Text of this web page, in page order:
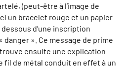
(peut-être à l’image de
un bracelet rouge et un papier
d’une inscription
danger ». Ce message de prime
ensuite une explication
fil de métal conduit en effet à un